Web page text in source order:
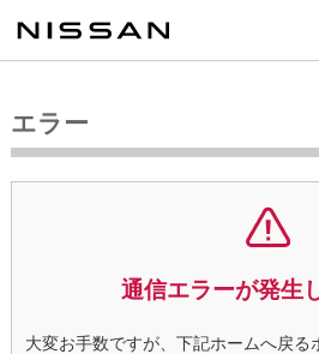
エラー
通信エラーが発生
大変お手数ですが、下記ホームへ戻る